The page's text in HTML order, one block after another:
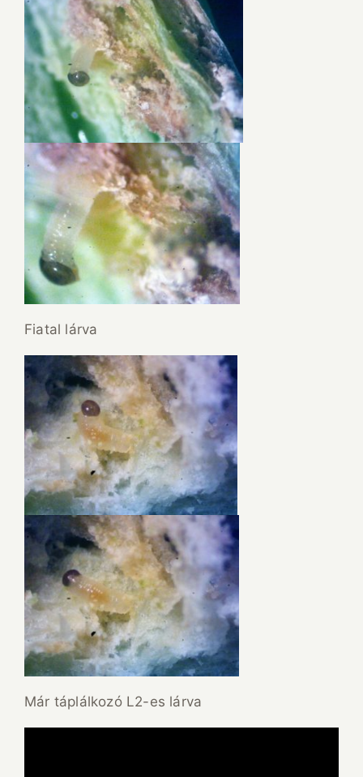
Fiatal lárva
Már táplálkozó L2-es lárva